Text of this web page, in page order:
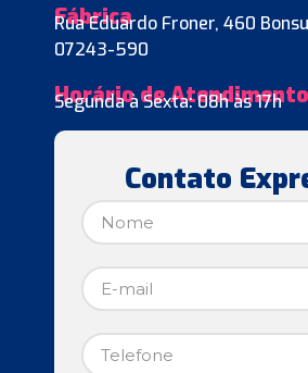
Fábrica
Rua Eduardo Froner, 460
07243-590
Horário de Atendimento
Segunda à Sexta: 08h às 17h
Contato